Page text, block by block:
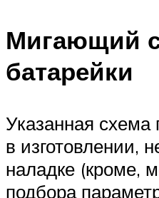
Мигающий
батарейки
Указанная схема
в изготовлении,
наладке (кроме,
подбора